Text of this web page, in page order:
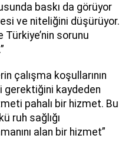
baskı da görüyor
ve niteliğini düşürüyor.
sorunu
çalışma koşullarının
gerektiğini kaydeden
pahalı bir hizmet. Bu
ruh sağlığı
alan bir hizmet”